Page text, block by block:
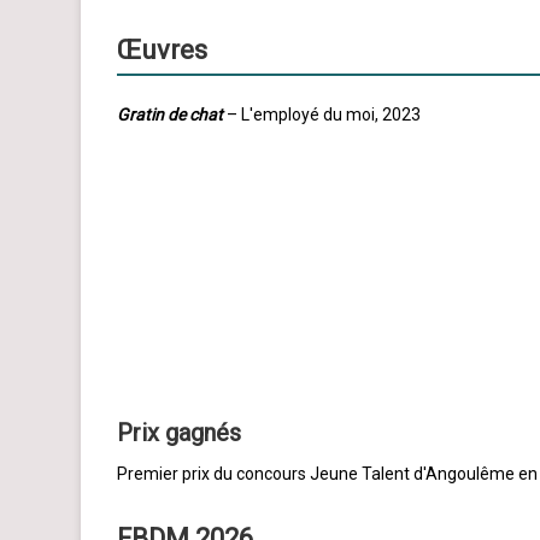
Œuvres
Gratin de chat– L'employé du moi, 2023
Prix gagnés
Premier prix du concours Jeune Talent d'Angoulême